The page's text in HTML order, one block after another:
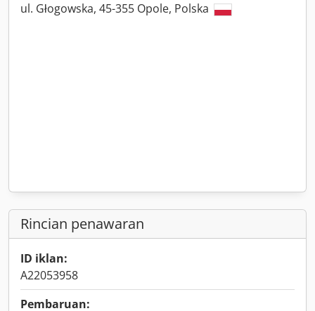
ul. Głogowska, 45-355 Opole, Polska
Rincian penawaran
ID iklan:
A22053958
Pembaruan: